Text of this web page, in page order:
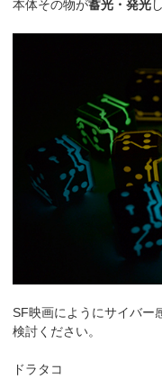
本体その物が蓄光・発光
SF映画にようにサイバー
検討ください。
ドラタコ